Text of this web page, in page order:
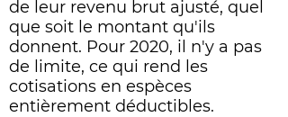
de leur revenu brut ajusté, quel
que soit le montant qu'ils
donnent. Pour 2020, il n'y a pas
de limite, ce qui rend les
cotisations en espèces
entièrement déductibles.